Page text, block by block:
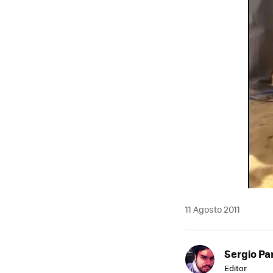
11 Agosto 2011
Sergio
Editor